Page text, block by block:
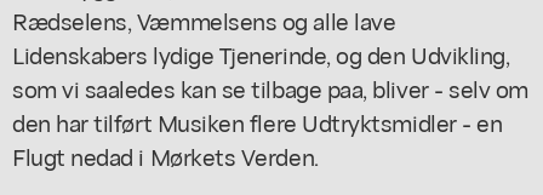
Rædselens, Væmmelsens og alle lave
Lidenskabers lydige Tjenerinde, og den Udvikling,
som vi saaledes kan se tilbage paa, bliver - selv om
den har tilført Musiken flere Udtryktsmidler - en
Flugt nedad i Mørkets Verden.